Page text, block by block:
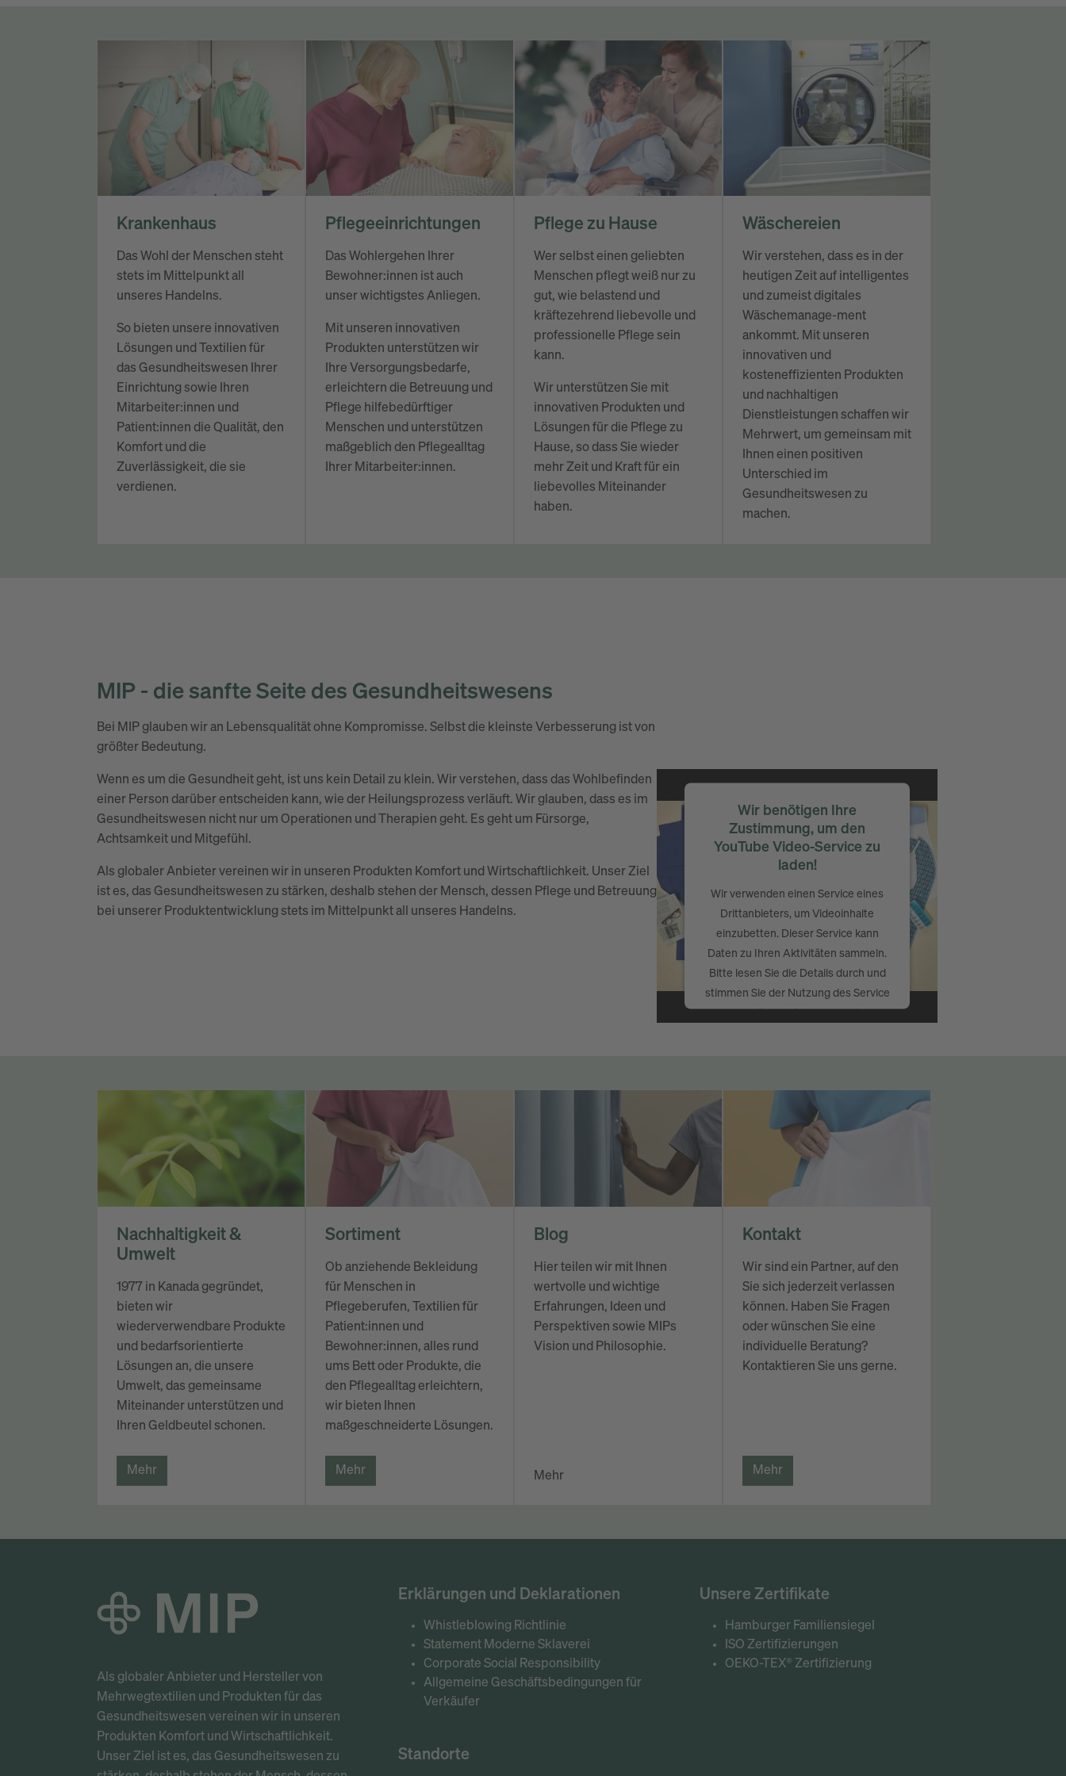
Krankenhaus
Das Wohl der Menschen steht
stets im Mittelpunkt all
unseres Handelns.
So bieten unsere innovativen
Lösungen und Textilien für
das Gesundheitswesen Ihrer
Einrichtung sowie Ihren
Mitarbeiter:innen und
Patient:innen die Qualität, den
Komfort und die
Zuverlässigkeit, die sie
verdienen.
Pflegeeinrichtungen
Das Wohlergehen Ihrer
Bewohner:innen ist auch
unser wichtigstes Anliegen.
Mit unseren innovativen
Produkten unterstützen wir
Ihre Versorgungsbedarfe,
erleichtern die Betreuung und
Pflege hilfebedürftiger
Menschen und unterstützen
maßgeblich den Pflegealltag
Ihrer Mitarbeiter:innen.
Pflege zu Hause
Wer selbst einen geliebten
Menschen pflegt weiß nur zu
gut, wie belastend und
kräftezehrend liebevolle und
professionelle Pflege sein
kann.
Wir unterstützen Sie mit
innovativen Produkten und
Lösungen für die Pflege zu
Hause, so dass Sie wieder
mehr Zeit und Kraft für ein
liebevolles Miteinander
haben.
Wäschereien
Wir verstehen, dass es in der
heutigen Zeit auf intelligentes
und zumeist digitales
Wäschemanage-ment
ankommt. Mit unseren
innovativen und
kosteneffizienten Produkten
und nachhaltigen
Dienstleistungen schaffen wir
Mehrwert, um gemeinsam mit
Ihnen einen positiven
Unterschied im
Gesundheitswesen zu
machen.
Wir benötigen Ihre
Zustimmung, um den
YouTube Video-Service zu
laden!
Wir verwenden einen Service eines
Drittanbieters, um Videoinhalte
einzubetten. Dieser Service kann
Daten zu Ihren Aktivitäten sammeln.
Bitte lesen Sie die Details durch und
stimmen Sie der Nutzung des Service
zu, um dieses Video anzusehen.
Usercentrics Consent
Management Platform
&
MIP - die sanfte Seite des Gesundheitswesens
Bei MIP glauben wir an Lebensqualität ohne Kompromisse. Selbst die kleinste Verbesserung ist von
größter Bedeutung.
Wenn es um die Gesundheit geht, ist uns kein Detail zu klein. Wir verstehen, dass das Wohlbefinden
einer Person darüber entscheiden kann, wie der Heilungsprozess verläuft. Wir glauben, dass es im
Gesundheitswesen nicht nur um Operationen und Therapien geht. Es geht um Fürsorge,
Achtsamkeit und Mitgefühl.
Als globaler Anbieter vereinen wir in unseren Produkten Komfort und Wirtschaftlichkeit. Unser Ziel
ist es, das Gesundheitswesen zu stärken, deshalb stehen der Mensch, dessen Pflege und Betreuung
bei unserer Produktentwicklung stets im Mittelpunkt all unseres Handelns.
Nachhaltigkeit &
Umwelt
1977 in Kanada gegründet,
bieten wir
wiederverwendbare Produkte
und bedarfsorientierte
Lösungen an, die unsere
Umwelt, das gemeinsame
Miteinander unterstützen und
Ihren Geldbeutel schonen.
Mehr
Sortiment
Ob anziehende Bekleidung
für Menschen in
Pflegeberufen, Textilien für
Patient:innen und
Bewohner:innen, alles rund
ums Bett oder Produkte, die
den Pflegealltag erleichtern,
wir bieten Ihnen
maßgeschneiderte Lösungen.
Mehr
Blog
Hier teilen wir mit Ihnen
wertvolle und wichtige
Erfahrungen, Ideen und
Perspektiven sowie MIPs
Vision und Philosophie.
Mehr
Kontakt
Wir sind ein Partner, auf den
Sie sich jederzeit verlassen
können. Haben Sie Fragen
oder wünschen Sie eine
individuelle Beratung?
Kontaktieren Sie uns gerne.
Mehr
Als globaler Anbieter und Hersteller von
Mehrwegtextilien und Produkten für das
Gesundheitswesen vereinen wir in unseren
Produkten Komfort und Wirtschaftlichkeit.
Unser Ziel ist es, das Gesundheitswesen zu
Erklärungen und Deklarationen
Whistleblowing Richtlinie
Statement Moderne Sklaverei
Corporate Social Responsibility
Allgemeine Geschäftsbedingungen für
Verkäufer
Standorte
Unsere Zertifikate
Hamburger Familiensiegel
ISO Zertifizierungen
OEKO-TEX® Zertifizierung